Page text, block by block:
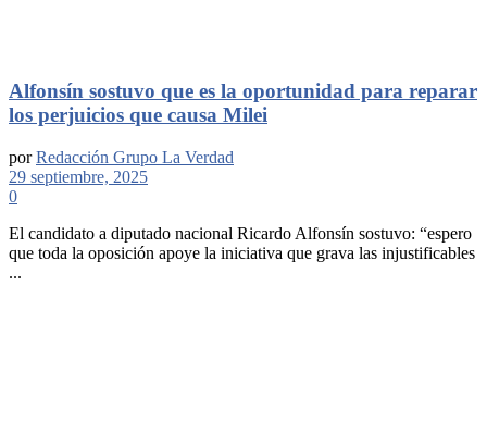
Alfonsín sostuvo que es la oportunidad para reparar
los perjuicios que causa Milei
por Redacción Grupo La Verdad
29 septiembre, 2025
0
El candidato a diputado nacional Ricardo Alfonsín sostuvo: “espero
que toda la oposición apoye la iniciativa que grava las injustificables
...